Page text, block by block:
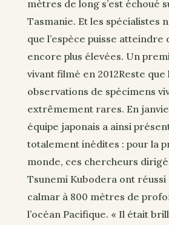
mètres de long s’est échoué
Tasmanie. Et les spécialistes
que l’espèce puisse atteindre
encore plus élevées. Un
vivant filmé en 2012Reste que
observations de spécimens
extrêmement rares. En
équipe japonais a ainsi
totalement inédites : pour la
monde, ces chercheurs
Tsunemi Kubodera ont
calmar à 800 mètres de
l’océan Pacifique. « Il était